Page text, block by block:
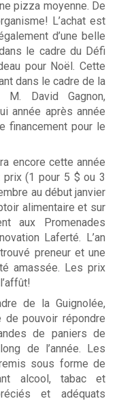
pizza moyenne. De
L’achat est
d’une belle
le cadre du Défi
pour Noël. Cette
dans le cadre de la
David Gagnon,
année après année
financement pour le
encore cette année
prix (1 pour 5 $ ou 3
au début janvier
alimentaire et sur
aux Promenades
Laferté. L’an
preneur et une
amassée. Les prix
de la Guignolée,
de pouvoir répondre
de paniers de
de l’année. Les
sous forme de
alcool, tabac et
et adéquats